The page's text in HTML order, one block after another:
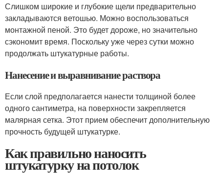
Слишком широкие и глубокие щели предварительно
закладываются ветошью. Можно воспользоваться
монтажной пеной. Это будет дороже, но значительно
сэкономит время. Поскольку уже через сутки можно
продолжать штукатурные работы.
Нанесение и выравнивание раствора
Если слой предполагается нанести толщиной более
одного сантиметра, на поверхности закрепляется
малярная сетка. Этот прием обеспечит дополнительную
прочность будущей штукатурке.
Как правильно наносить
штукатурку на потолок